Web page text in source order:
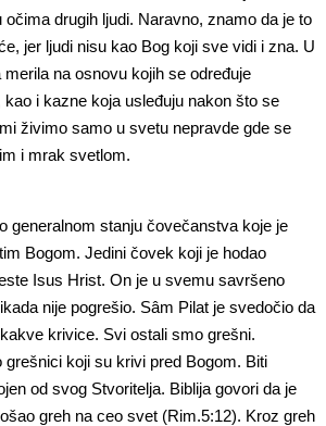
drugih ljudi. Naravno, znamo da je to
jer ljudi nisu kao Bog koji sve vidi i zna. U
na osnovu kojih se određuje
i kazne koja usleđuju nakon što se
živimo samo u svetu nepravde gde se
i mrak svetlom.
generalnom stanju čovečanstva koje je
Bogom. Jedini čovek koji je hodao
Isus Hrist. On je u svemu savršeno
nije pogrešio. Sâm Pilat je svedočio da
krivice. Svi ostali smo grešni.
koji su krivi pred Bogom. Biti
od svog Stvoritelja. Biblija govori da je
greh na ceo svet (Rim.5:12). Kroz greh